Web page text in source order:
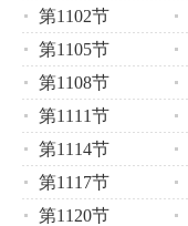
第1102节
第1105节
第1108节
第1111节
第1114节
第1117节
第1120节